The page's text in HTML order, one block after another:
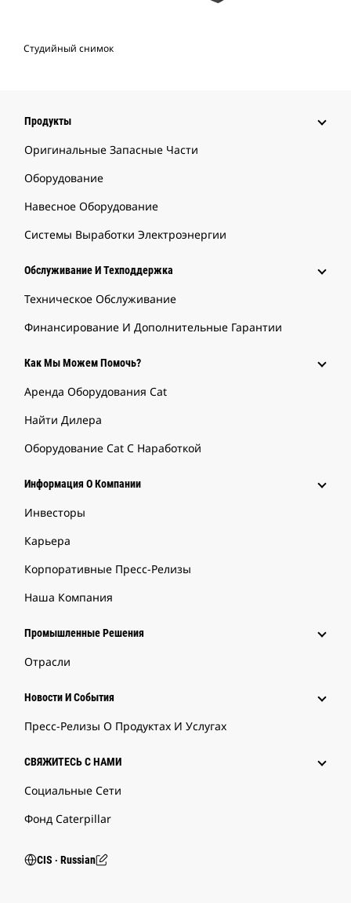
Студийный снимок
Продукты
Оригинальные Запасные Части
Оборудование
Навесное Оборудование
Системы Выработки Электроэнергии
Обслуживание И Техподдержка
Техническое Обслуживание
Финансирование И Дополнительные Гарантии
Как Мы Можем Помочь?
Аренда Оборудования Cat
Найти Дилера
Оборудование Cat С Наработкой
Информация О Компании
Инвесторы
Карьера
Корпоративные Пресс-Релизы
Наша Компания
Промышленные Решения
Отрасли
Новости И События
Пресс-Релизы О Продуктах И Услугах
СВЯЖИТЕСЬ С НАМИ
Социальные Сети
Фонд Caterpillar
CIS ‧ Russian